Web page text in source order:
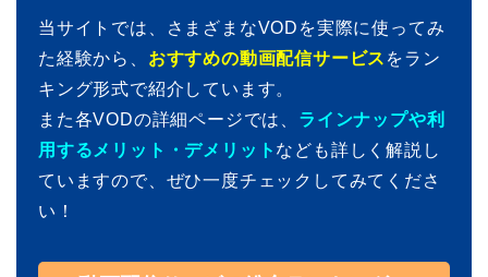
当サイトでは、さまざまなVODを実際に使ってみ
た経験から、 おすすめの動画配信サービス をラン
キング形式で紹介しています。
また各VODの詳細ページでは、 ラインナップや利
用するメリット・デメリット なども詳しく解説し
ていますので、ぜひ一度チェックしてみてくださ
い！